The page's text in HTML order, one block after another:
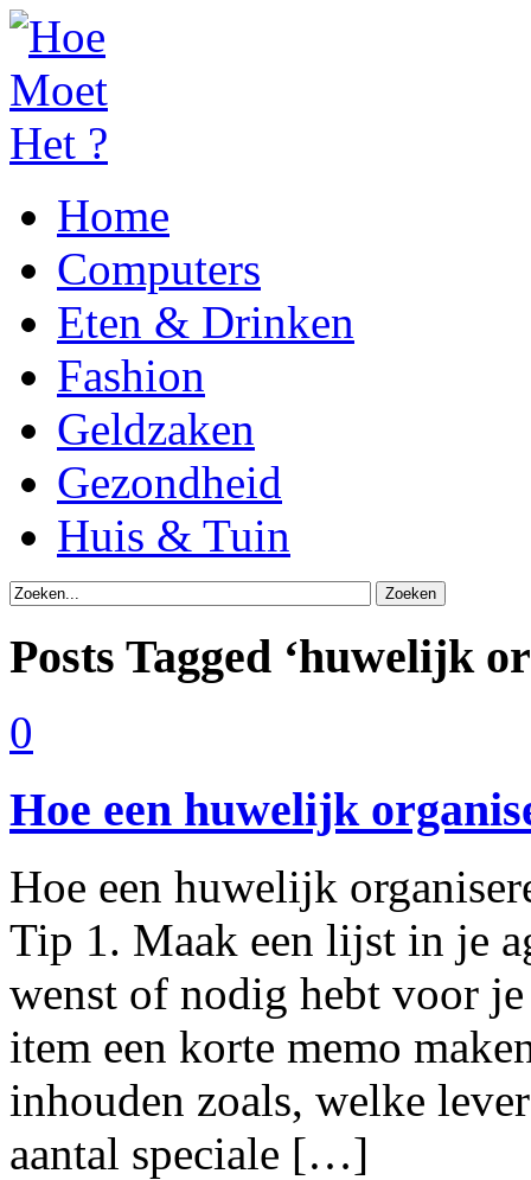
Home
Computers
Eten & Drinken
Fashion
Geldzaken
Gezondheid
Huis & Tuin
Posts Tagged ‘huwelijk
0
Hoe een huwelijk
Hoe een huwelijk
Tip 1. Maak een lijst in je
wenst of nodig hebt voor
item een korte memo
inhouden zoals, welke
aantal speciale […]